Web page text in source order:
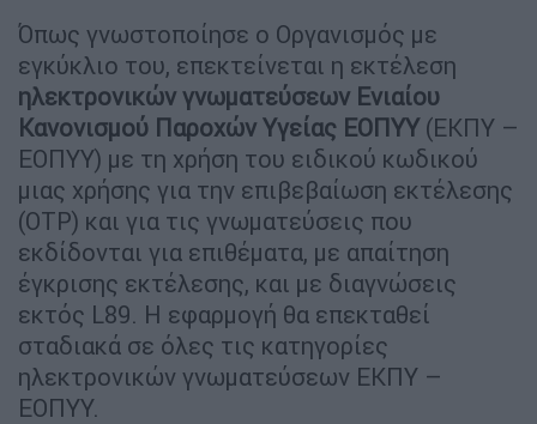
Όπως γνωστοποίησε ο Οργανισμός με
εγκύκλιο του, επεκτείνεται η εκτέλεση
ηλεκτρονικών γνωματεύσεων Ενιαίου
Κανονισμού Παροχών Υγείας ΕΟΠΥΥ(ΕΚΠΥ –
ΕΟΠΥΥ) με τη χρήση του ειδικού κωδικού
μιας χρήσης για την επιβεβαίωση εκτέλεσης
(OTP) και για τις γνωματεύσεις που
εκδίδονται για επιθέματα, με απαίτηση
έγκρισης εκτέλεσης, και με διαγνώσεις
εκτός L89. Η εφαρμογή θα επεκταθεί
σταδιακά σε όλες τις κατηγορίες
ηλεκτρονικών γνωματεύσεων ΕΚΠΥ –
ΕΟΠΥΥ.